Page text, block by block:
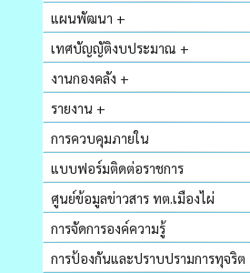
แผนพัฒนา +
เทศบัญญัติงบประมาณ +
งานกองคลัง +
รายงาน +
การควบคุมภายใน
แบบฟอร์มติดต่อราชการ
ศูนย์ข้อมูลข่าวสาร ทต.เมืองไผ่
การจัดการองค์ความรู้
การป้องกันและปราบปรามการทุจริต